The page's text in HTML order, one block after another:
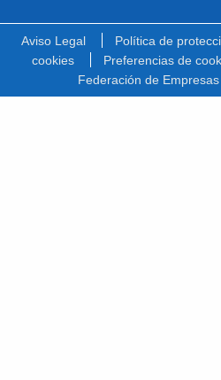
Aviso Legal Política de
cookies
Preferencias de
Federación de